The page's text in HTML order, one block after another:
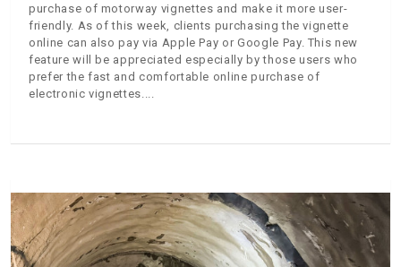
purchase of motorway vignettes and make it more user-
friendly. As of this week, clients purchasing the vignette
online can also pay via Apple Pay or Google Pay. This new
feature will be appreciated especially by those users who
prefer the fast and comfortable online purchase of
electronic vignettes.